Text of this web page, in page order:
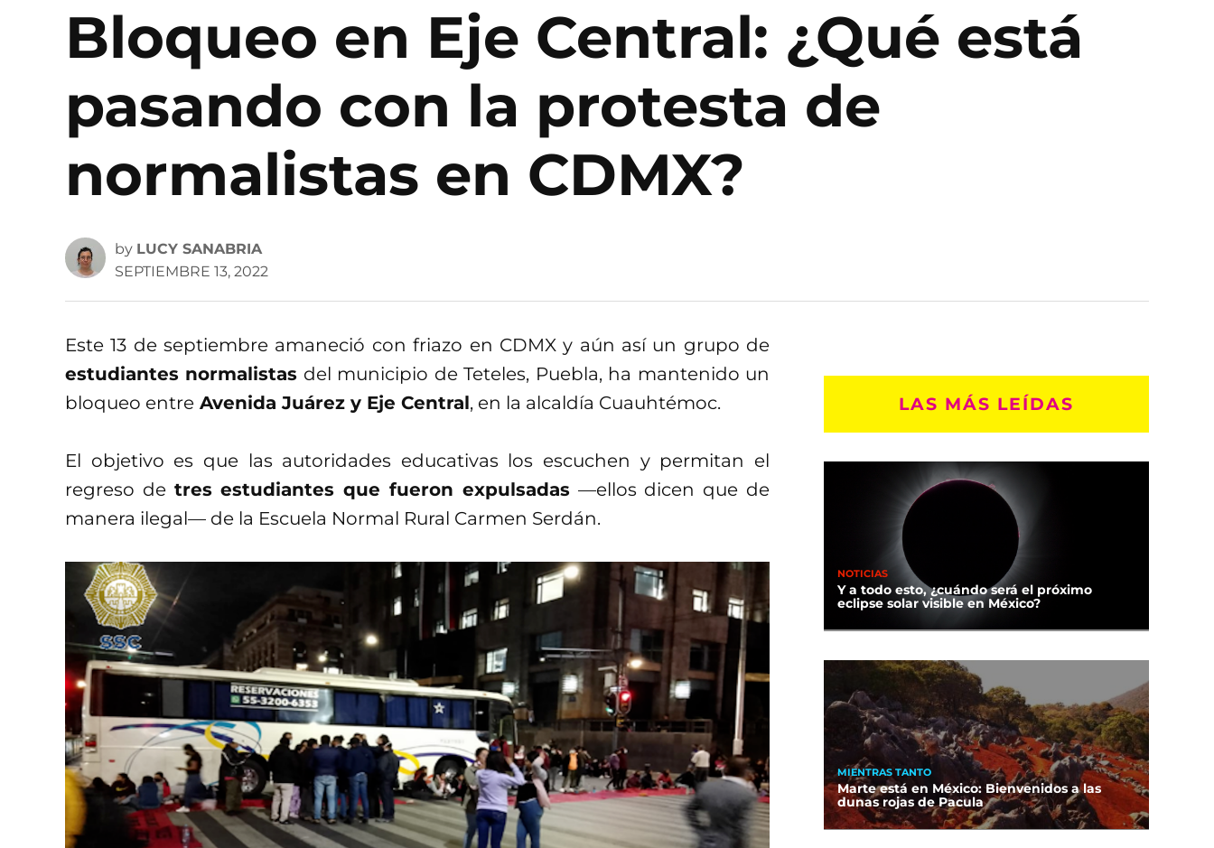
Bloqueo en Eje Central: ¿Qué está
pasando con la protesta de
normalistas en CDMX?
by LUCY SANABRIA
SEPTIEMBRE 13, 2022
Este 13 de septiembre amaneció con friazo en CDMX y aún así un grupo de
estudiantes normalistas del municipio de Teteles, Puebla, ha mantenido un
bloqueo entre Avenida Juárez y Eje Central, en la alcaldía Cuauhtémoc.
El objetivo es que las autoridades educativas los escuchen y permitan el
regreso de tres estudiantes que fueron expulsadas—ellos dicen que de
manera ilegal— de la Escuela Normal Rural Carmen Serdán.
LAS MÁS LEÍDAS
NOTICIAS
Y a todo esto, ¿cuándo será el próximo
eclipse solar visible en México?
MIENTRAS TANTO
Marte está en México: Bienvenidos a las
dunas rojas de Pacula